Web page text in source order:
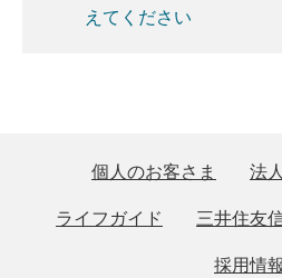
えてください
個人のお客さま
法
ライフガイド
三井住友
採用情報